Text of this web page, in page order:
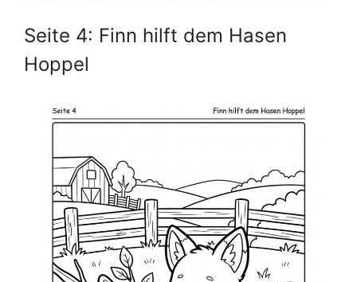
Seite 4: Finn hilft dem Hasen
Hoppel